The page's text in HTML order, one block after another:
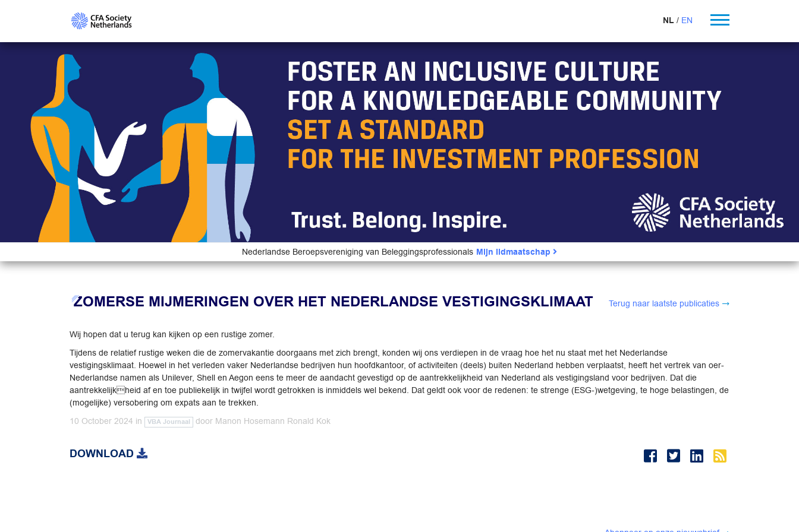
NL EN
Nederlandse Beroepsvereniging van Beleggingsprofessionals Mijn lidmaatschap
ZOMERSE MIJMERINGEN OVER HET NEDERLANDSE VESTIGINGSKLIMAAT Terug naar laatste publicaties
Wij hopen dat u terug kan kijken op een rustige zomer.
Tijdens de relatief rustige weken die de zomervakantie doorgaans met zich brengt, konden wij ons verdiepen in de vraag hoe het nu staat met het Nederlandse
vestigingsklimaat. Hoewel in het verleden vaker Nederlandse bedrijven hun hoofdkantoor, of activiteiten (deels) buiten Nederland hebben verplaatst, heeft het vertrek van oer-
Nederlandse namen als Unilever, Shell en Aegon eens te meer de aandacht gevestigd op de aantrekkelijkheid van Nederland als vestigingsland voor bedrijven. Dat die
aantrekkelijkheid af en toe publiekelijk in twijfel wordt getrokken is inmiddels wel bekend. Dat geldt ook voor de redenen: te strenge (ESG-)wetgeving, te hoge belastingen, de
(mogelijke) versobering om expats aan te trekken.
10 October 2024 in VBA Journaal door Manon Hosemann Ronald Kok
DOWNLOAD